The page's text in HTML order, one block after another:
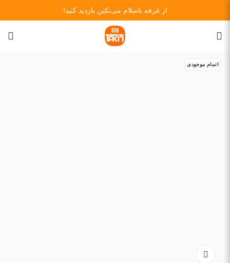
از غرفه باسلام می‌تکین بازدید کنید!
اتمام موجودی